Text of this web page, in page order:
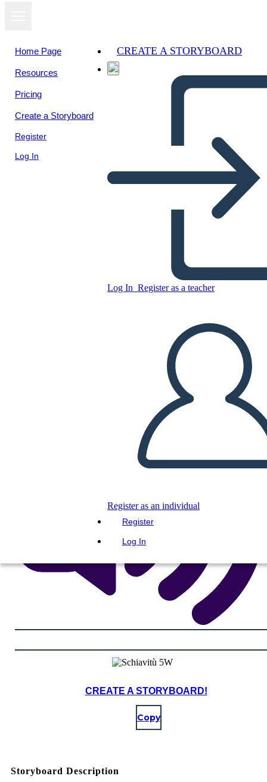
Home Page
Resources
Pricing
Create a Storyboard
Register
Log In
CREATE A STORYBOARD
Log In Register as a teacher
Register as an individual
Register
Log In
Schiavitù 5W
CREATE A STORYBOARD
PLAY SLIDESHOW
READ TO ME
CREATE A STORYBOARD!
Copy
Storyboard Description